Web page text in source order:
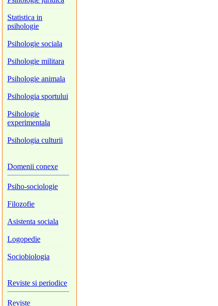
Statistica in
psihologie
Psihologie sociala
Psihologie militara
Psihologie animala
Psihologia sportului
Psihologie
experimentala
Psihologia culturii
Domenii conexe
Psiho-sociologie
Filozofie
Asistenta sociala
Logopedie
Sociobiologia
Reviste si periodice
Reviste